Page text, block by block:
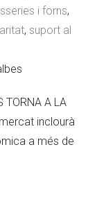
i forns,
, suport al
TORNA A LA
inclourà
a més de